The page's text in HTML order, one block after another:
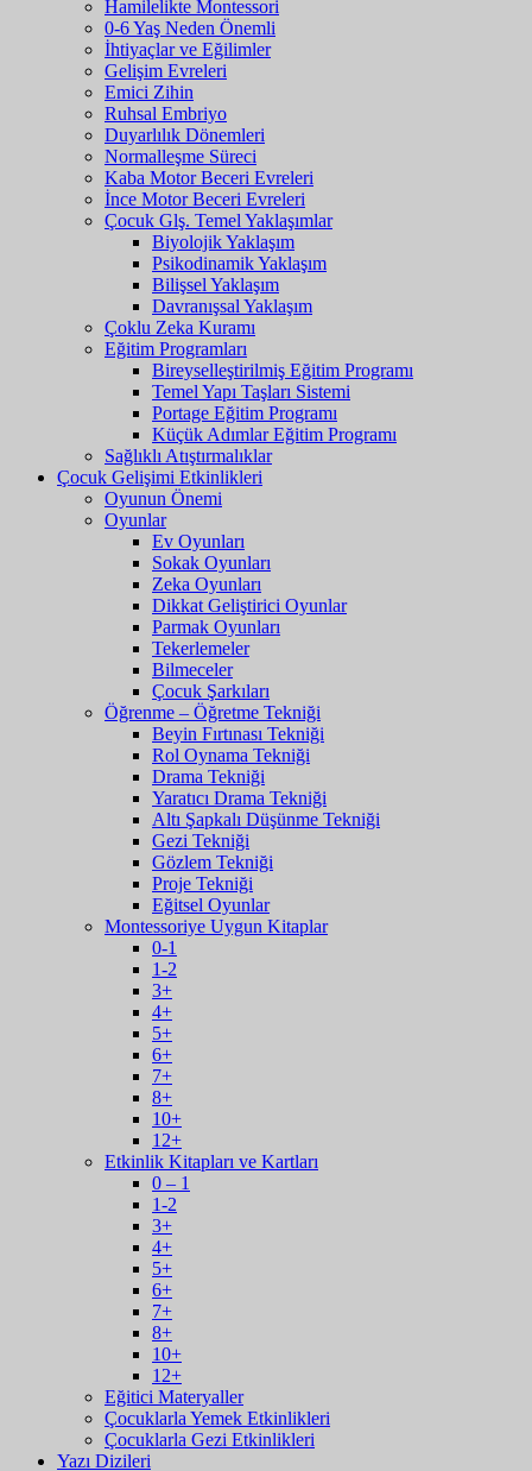
Hamilelikte Montessori
0-6 Yaş Neden Önemli
İhtiyaçlar ve Eğilimler
Gelişim Evreleri
Emici Zihin
Ruhsal Embriyo
Duyarlılık Dönemleri
Normalleşme Süreci
Kaba Motor Beceri Evreleri
İnce Motor Beceri Evreleri
Çocuk Glş. Temel Yaklaşımlar
Biyolojik Yaklaşım
Psikodinamik Yaklaşım
Bilişsel Yaklaşım
Davranışsal Yaklaşım
Çoklu Zeka Kuramı
Eğitim Programları
Bireyselleştirilmiş Eğitim Programı
Temel Yapı Taşları Sistemi
Portage Eğitim Programı
Küçük Adımlar Eğitim Programı
Sağlıklı Atıştırmalıklar
Çocuk Gelişimi Etkinlikleri
Oyunun Önemi
Oyunlar
Ev Oyunları
Sokak Oyunları
Zeka Oyunları
Dikkat Geliştirici Oyunlar
Parmak Oyunları
Tekerlemeler
Bilmeceler
Çocuk Şarkıları
Öğrenme – Öğretme Tekniği
Beyin Fırtınası Tekniği
Rol Oynama Tekniği
Drama Tekniği
Yaratıcı Drama Tekniği
Altı Şapkalı Düşünme Tekniği
Gezi Tekniği
Gözlem Tekniği
Proje Tekniği
Eğitsel Oyunlar
Montessoriye Uygun Kitaplar
0-1
1-2
3+
4+
5+
6+
7+
8+
10+
12+
Etkinlik Kitapları ve Kartları
0 – 1
1-2
3+
4+
5+
6+
7+
8+
10+
12+
Eğitici Materyaller
Çocuklarla Yemek Etkinlikleri
Çocuklarla Gezi Etkinlikleri
Yazı Dizileri